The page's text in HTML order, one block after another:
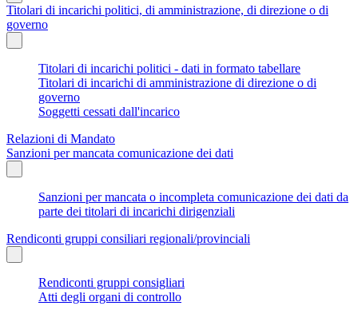
Titolari di incarichi politici, di amministrazione, di direzione o di
governo
Titolari di incarichi politici - dati in formato tabellare
Titolari di incarichi di amministrazione di direzione o di
governo
Soggetti cessati dall'incarico
Relazioni di Mandato
Sanzioni per mancata comunicazione dei dati
Sanzioni per mancata o incompleta comunicazione dei dati da
parte dei titolari di incarichi dirigenziali
Rendiconti gruppi consiliari regionali/provinciali
Rendiconti gruppi consigliari
Atti degli organi di controllo